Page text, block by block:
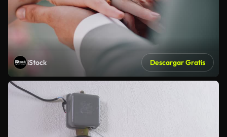
iStock Descargar Gratis